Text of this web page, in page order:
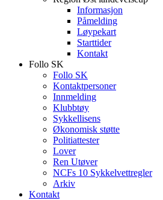
Informasjon
Påmelding
Løypekart
Starttider
Kontakt
Follo SK
Follo SK
Kontaktpersoner
Innmelding
Klubbtøy
Sykkellisens
Økonomisk støtte
Politiattester
Lover
Ren Utøver
NCFs 10 Sykkelvettregler
Arkiv
Kontakt